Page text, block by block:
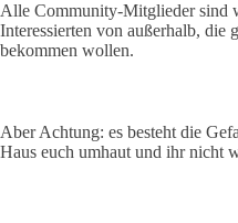
Alle Community-Mitglieder sind
Interessierten von außerhalb,
bekommen wollen.
Aber Achtung: es besteht die
Haus euch umhaut und ihr nicht